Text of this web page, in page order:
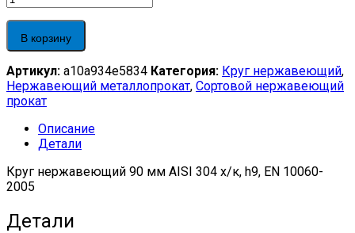
В корзину
Артикул: a10a934e5834 Категория: Круг нержавеющий,
Нержавеющий металлопрокат, Сортовой нержавеющий
прокат
Описание
Детали
Круг нержавеющий 90 мм AISI 304 х/к, h9, EN 10060-
2005
Детали